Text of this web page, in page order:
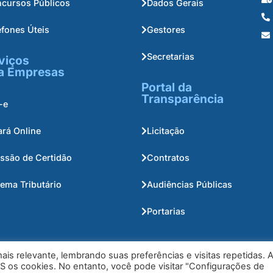
Públicos
Úteis
Empresas
e
Online
de Certidão
Tributário
Dados Gerais
Gestores
Secretarias
Portal da
Transparência
Licitação
Contratos
Audiências Públicas
Portarias
relevante, lembrando suas preferências e visitas repetidas.
os cookies. No entanto, você pode visitar "Configurações de